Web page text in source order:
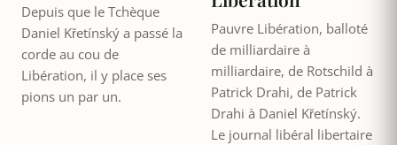
Depuis que le Tchèque
Daniel Křetínský a passé la
corde au cou de
Libération, il y place ses
pions un par un.
Pauvre Libération, balloté
de milliardaire à
milliardaire, de Rotschild à
Patrick Drahi, de Patrick
Drahi à Daniel Křetínský.
Le journal libéral libertaire